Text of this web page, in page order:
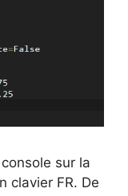
sur la
clavier FR. De